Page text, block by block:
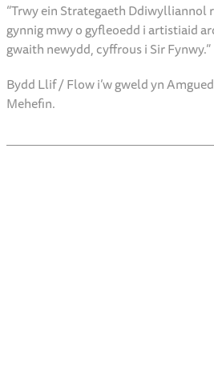
i weld harddwch Gwy wedi’i chrisialu
“Mae’r arddangosfa yn rheswm
hun.
gynnig mwy o gyfleoedd i artistiaid